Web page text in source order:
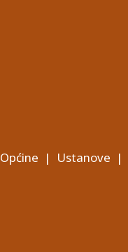
Općine | Ustanove |